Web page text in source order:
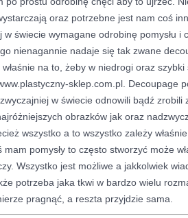
oraz potrzebne jest nam coś
w świecie wymagane odrobinę pomysłu i
nienagannie nadaje się tak zwane
na to, żeby w niedrogi oraz
sklep.com.pl. Decoupage
w świecie odnowili bądź zrobili
obrazków jak oraz
wszystko a to wszystko zależy
mam pomysły to często stworzyć może
Wszystko jest możliwe a jakkolwiek
potrzeba jaka tkwi w bardzo wielu
pragnąć, a reszta przyjdzie sama.